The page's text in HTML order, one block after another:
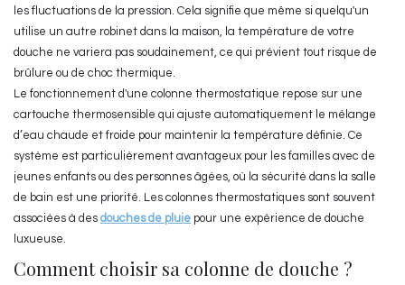
les fluctuations de la pression. Cela signifie que même si quelqu'un
utilise un autre robinet dans la maison, la température de votre
douche ne variera pas soudainement, ce qui prévient tout risque de
brûlure ou de choc thermique.
Le fonctionnement d'une colonne thermostatique repose sur une
cartouche thermosensible qui ajuste automatiquement le mélange
d’eau chaude et froide pour maintenir la température définie. Ce
système est particulièrement avantageux pour les familles avec de
jeunes enfants ou des personnes âgées, où la sécurité dans la salle
de bain est une priorité. Les colonnes thermostatiques sont souvent
associées à des douches de pluie pour une expérience de douche
luxueuse.
Comment choisir sa colonne de douche ?